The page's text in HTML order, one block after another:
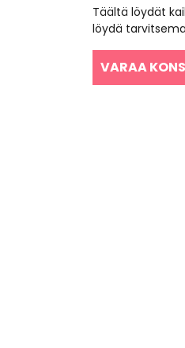
Täältä löydät
löydä
VARAA